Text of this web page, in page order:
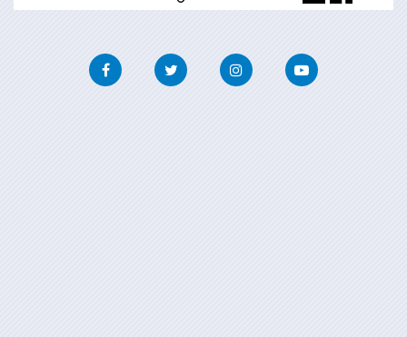
FacebookTwitter InstagramYoutube